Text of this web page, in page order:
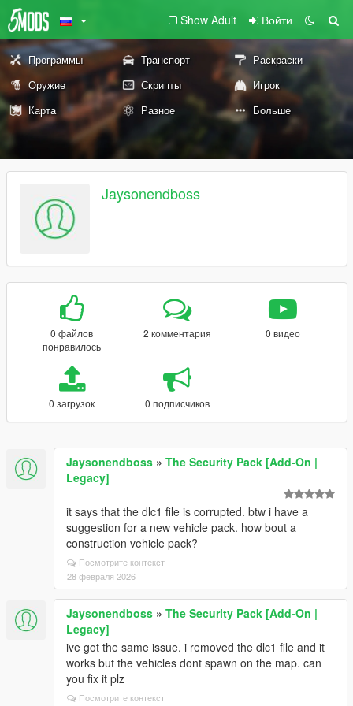
Show Adult Войти
Программы Транспорт
Раскраски
Оружие
Скрипты
Игрок
Карта
Разное Больше
Jaysonendboss
0 файлов
понравилось
2 комментария 0 видео
0 загрузок 0 подписчиков
Jaysonendboss » The Security Pack [Add-On |
Legacy]
it says that the dlc1 file is corrupted. btw i have a
suggestion for a new vehicle pack. how bout a
construction vehicle pack?
Посмотрите контекст
28 февраля 2026
Jaysonendboss » The Security Pack [Add-On |
Legacy]
ive got the same issue. i removed the dlc1 file and it
works but the vehicles dont spawn on the map. can
you fix it plz
Посмотрите контекст